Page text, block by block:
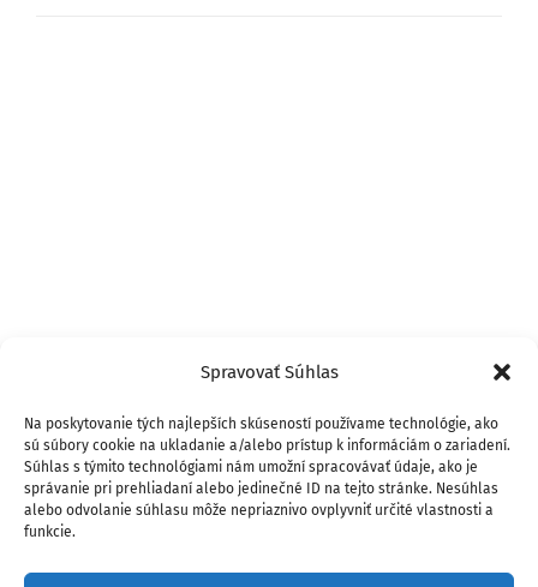
Spravovať Súhlas
Na poskytovanie tých najlepších skúseností používame technológie, ako
sú súbory cookie na ukladanie a/alebo prístup k informáciám o zariadení.
Súhlas s týmito technológiami nám umožní spracovávať údaje, ako je
správanie pri prehliadaní alebo jedinečné ID na tejto stránke. Nesúhlas
alebo odvolanie súhlasu môže nepriaznivo ovplyvniť určité vlastnosti a
funkcie.